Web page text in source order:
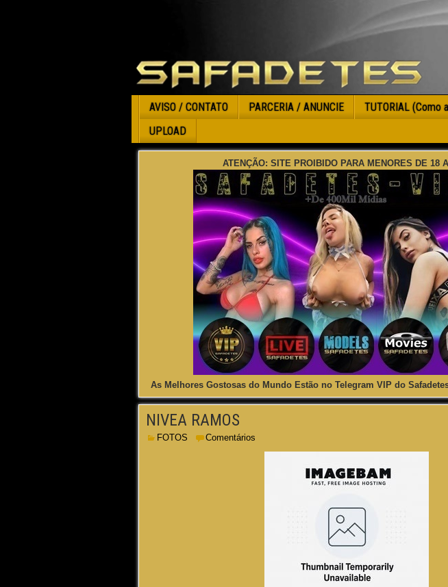
AVISO / CONTATO PARCERIA / ANUNCIE
TUTORIAL (Como
UPLOAD
ATENÇÃO: SITE PROIBIDO PARA MENORES DE 18
As Melhores Gostosas do Mundo Estão no Telegram VIP do
NIVEA RAMOS
FOTOS Comentários